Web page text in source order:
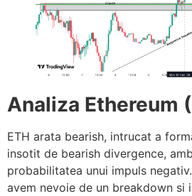
Analiza Ethereum
ETH arata bearish, intrucat a
insotit de bearish divergence,
probabilitatea unui impuls
avem nevoie de un breakdown si